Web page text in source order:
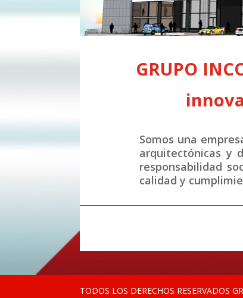
GRUPO
Somos una
arquitectónicas y
responsabilidad
calidad y
TODOS LOS DERECHOS RESERVADOS